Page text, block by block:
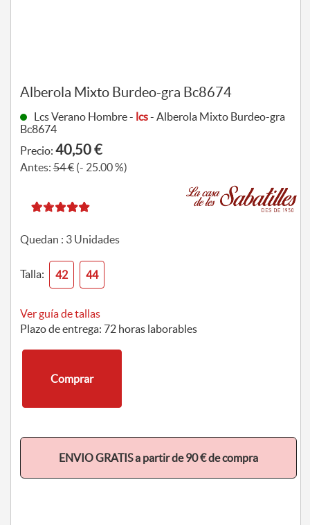
Alberola Mixto Burdeo-gra Bc8674
Lcs Verano Hombre - lcs- Alberola Mixto Burdeo-gra
Bc8674
Precio: 40,50 €
Antes:54 €(- 25.00 %)
Quedan : 3Unidades
Talla: 42 44
Ver guía de tallas
Plazo de entrega: 72 horas laborables
Comprar
ENVIO GRATIS a partir de 90 € de compra